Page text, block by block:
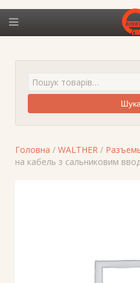
Головна / WALTHER /
на кабель з сальниковим